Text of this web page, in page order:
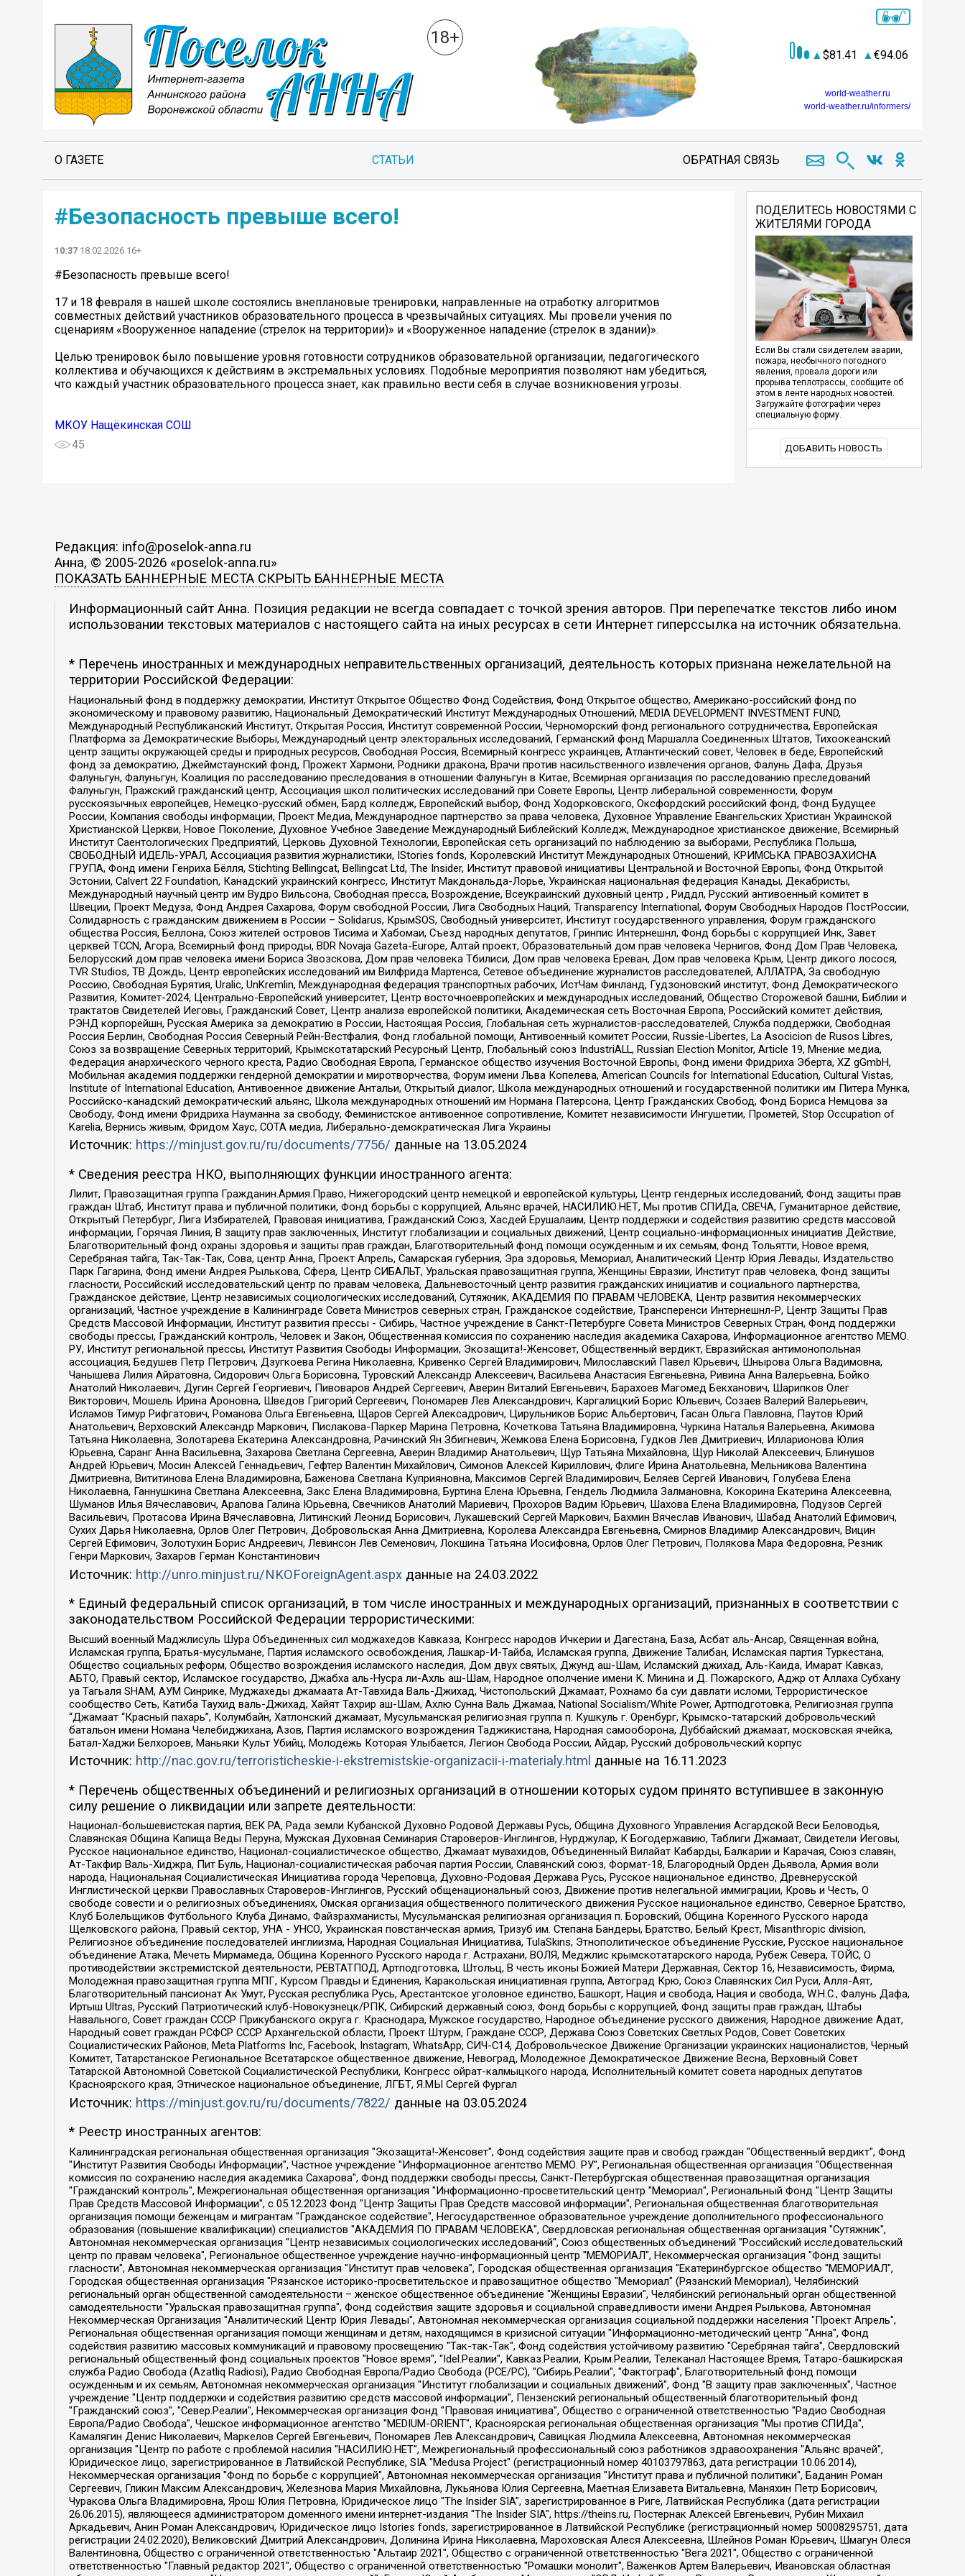
18+
81.41 94.06
world-weather.ru
world-weather.ru/informers/
О ГАЗЕТЕ СТАТЬИ ОБРАТНАЯ СВЯЗЬ
#Безопасность превыше всего!
10:37 18.02.2026 16+
#Безопасность превыше всего!
17 и 18 февраля в нашей школе состоялись внеплановые тренировки, направленные на отработку алгоритмов
совместных действий участников образовательного процесса в чрезвычайных ситуациях. Мы провели учения по
сценариям «Вооруженное нападение (стрелок на территории)» и «Вооруженное нападение (стрелок в здании)».
Целью тренировок было повышение уровня готовности сотрудников образовательной организации, педагогического
коллектива и обучающихся к действиям в экстремальных условиях. Подобные мероприятия позволяют нам убедиться,
что каждый участник образовательного процесса знает, как правильно вести себя в случае возникновения угрозы.
МКОУ Нащёкинская СОШ
45
ПОДЕЛИТЕСЬ НОВОСТЯМИ С
ЖИТЕЛЯМИ ГОРОДА
Если Вы стали свидетелем аварии,
пожара, необычного погодного
явления, провала дороги или
прорыва теплотрассы, сообщите об
этом в ленте народных новостей.
Загружайте фотографии через
специальную форму.
ДОБАВИТЬ НОВОСТЬ
Редакция: info@poselok-anna.ru
Анна, © 2005-2026 «poselok-anna.ru»
ПОКАЗАТЬ БАННЕРНЫЕ МЕСТА СКРЫТЬ БАННЕРНЫЕ МЕСТА
Информационный сайт Анна. Позиция редакции не всегда совпадает с точкой зрения авторов. При перепечатке текстов либо ином
использовании текстовых материалов с настоящего сайта на иных ресурсах в сети Интернет гиперссылка на источник обязательна.
* Перечень иностранных и международных неправительственных организаций, деятельность которых признана нежелательной на
территории Российской Федерации:
Национальный фонд в поддержку демократии, Институт Открытое Общество Фонд Содействия, Фонд Открытое общество, Американо-российский фонд по
экономическому и правовому развитию, Национальный Демократический Институт Международных Отношений, MEDIA DEVELOPMENT INVESTMENT FUND,
Международный Республиканский Институт, Открытая Россия, Институт современной России, Черноморский фонд регионального сотрудничества, Европейская
Платформа за Демократические Выборы, Международный центр электоральных исследований, Германский фонд Маршалла Соединенных Штатов, Тихоокеанский
центр защиты окружающей среды и природных ресурсов, Свободная Россия, Всемирный конгресс украинцев, Атлантический совет, Человек в беде, Европейский
фонд за демократию, Джеймстаунский фонд, Прожект Хармони, Родники дракона, Врачи против насильственного извлечения органов, Фалунь Дафа, Друзья
Фалуньгун, Фалуньгун, Коалиция по расследованию преследования в отношении Фалуньгун в Китае, Всемирная организация по расследованию преследований
Фалуньгун, Пражский гражданский центр, Ассоциация школ политических исследований при Совете Европы, Центр либеральной современности, Форум
русскоязычных европейцев, Немецко-русский обмен, Бард колледж, Европейский выбор, Фонд Ходорковского, Оксфордский российский фонд, Фонд Будущее
России, Компания свободы информации, Проект Медиа, Международное партнерство за права человека, Духовное Управление Евангельских Христиан Украинской
Христианской Церкви, Новое Поколение, Духовное Учебное Заведение Международный Библейский Колледж, Международное христианское движение, Всемирный
Институт Саентологических Предприятий, Церковь Духовной Технологии, Европейская сеть организаций по наблюдению за выборами, Республика Польша,
СВОБОДНЫЙ ИДЕЛЬ-УРАЛ, Ассоциация развития журналистики, IStories fonds, Королевский Институт Международных Отношений, КРИМСЬКА ПРАВОЗАХИСНА
ГРУПА, Фонд имени Генриха Бёлля, Stichting Bellingcat, Bellingcat Ltd, The Insider, Институт правовой инициативы Центральной и Восточной Европы, Фонд Открытой
Эстонии, Calvert 22 Foundation, Канадский украинский конгресс, Институт Макдональда-Лорье, Украинская национальная федерация Канады, Декабристы,
Международный научный центр им Вудро Вильсона, Свободная пресса, Возрождение, Всеукраинский духовный центр , Риддл, Русский антивоенный комитет в
Швеции, Проект Медуза, Фонд Андрея Сахарова, Форум свободной России, Лига Свободных Наций, Transparеncy International, Форум Свободных Народов ПостРоссии,
Солидарность с гражданским движением в России – Solidarus, КрымSOS, Свободный университет, Институт государственного управления, Форум гражданского
общества Россия, Беллона, Союз жителей островов Тисима и Хабомаи, Съезд народных депутатов, Гринпис Интернешнл, Фонд борьбы с коррупцией Инк, Завет
церквей TCCN, Агора, Всемирный фонд природы, BDR Novaja Gazeta-Europe, Алтай проект, Образовательный дом прав человека Чернигов, Фонд Дом Прав Человека,
Белорусский дом прав человека имени Бориса Звозскова, Дом прав человека Тбилиси, Дом прав человека Ереван, Дом прав человека Крым, Центр дикого лосося,
TVR Studios, ТВ Дождь, Центр европейских исследований им Вилфрида Мартенса, Сетевое объединение журналистов расследователей, АЛЛАТРА, За свободную
Россию, Свободная Бурятия, Uralic, UnKremlin, Международная федерация транспортных рабочих, ИстЧам Финланд, Гудзоновский институт, Фонд Демократического
Развития, Комитет-2024, Центрально-Европейский университет, Центр восточноевропейских и международных исследований, Общество Сторожевой башни, Библии и
трактатов Свидетелей Иеговы, Гражданский Совет, Центр анализа европейской политики, Академическая сеть Восточная Европа, Российский комитет действия,
РЭНД корпорейшн, Русская Америка за демократию в России, Настоящая Россия, Глобальная сеть журналистов-расследователей, Служба поддержки, Свободная
Россия Берлин, Свободная Россия Северный Рейн-Вестфалия, Фонд глобальной помощи, Антивоенный комитет России, Russie-Libertes, La Asocicion de Rusos Libres,
Союз за возвращение Северных территорий, Крымскотатарский Ресурсный Центр, Глобальный союз IndustriALL, Russian Election Monitor, Article 19, Мнение медиа,
Федерация анархического черного креста, Радио Свободная Европа, Германское общество изучения Восточной Европы, Фонд имени Фридриха Эберта, XZ gGmbH,
Мобильная академия поддержки гендерной демократии и миротворчества, Форум имени Льва Копелева, American Councils for International Education, Cultural Vistas,
Institute of International Education, Антивоенное движение Антальи, Открытый диалог, Школа международных отношений и государственной политики им Питера Мунка,
Российско-канадский демократический альянс, Школа международных отношений им Нормана Патерсона, Центр Гражданских Свобод, Фонд Бориса Немцова за
Свободу, Фонд имени Фридриха Науманна за свободу, Феминистское антивоенное сопротивление, Комитет независимости Ингушетии, Прометей, Stop Occupation of
Karelia, Вернись живым, Фридом Хаус, СОТА медиа, Либерально-демократическая Лига Украины
Источник: https://minjust.gov.ru/ru/documents/7756/ данные на 13.05.2024
* Сведения реестра НКО, выполняющих функции иностранного агента:
Лилит, Правозащитная группа Гражданин.Армия.Право, Нижегородский центр немецкой и европейской культуры, Центр гендерных исследований, Фонд защиты прав
граждан Штаб, Институт права и публичной политики, Фонд борьбы с коррупцией, Альянс врачей, НАСИЛИЮ.НЕТ, Мы против СПИДа, СВЕЧА, Гуманитарное действие,
Открытый Петербург, Лига Избирателей, Правовая инициатива, Гражданский Союз, Хасдей Ерушалаим, Центр поддержки и содействия развитию средств массовой
информации, Горячая Линия, В защиту прав заключенных, Институт глобализации и социальных движений, Центр социально-информационных инициатив Действие,
Благотворительный фонд охраны здоровья и защиты прав граждан, Благотворительный фонд помощи осужденным и их семьям, Фонд Тольятти, Новое время,
Серебряная тайга, Так-Так-Так, Сова, центр Анна, Проект Апрель, Самарская губерния, Эра здоровья, Мемориал, Аналитический Центр Юрия Левады, Издательство
Парк Гагарина, Фонд имени Андрея Рылькова, Сфера, Центр СИБАЛЬТ, Уральская правозащитная группа, Женщины Евразии, Институт прав человека, Фонд защиты
гласности, Российский исследовательский центр по правам человека, Дальневосточный центр развития гражданских инициатив и социального партнерства,
Гражданское действие, Центр независимых социологических исследований, Сутяжник, АКАДЕМИЯ ПО ПРАВАМ ЧЕЛОВЕКА, Центр развития некоммерческих
организаций, Частное учреждение в Калининграде Совета Министров северных стран, Гражданское содействие, Трансперенси Интернешнл-Р, Центр Защиты Прав
Средств Массовой Информации, Институт развития прессы - Сибирь, Частное учреждение в Санкт-Петербурге Совета Министров Северных Стран, Фонд поддержки
свободы прессы, Гражданский контроль, Человек и Закон, Общественная комиссия по сохранению наследия академика Сахарова, Информационное агентство МЕМО.
РУ, Институт региональной прессы, Институт Развития Свободы Информации, Экозащита!-Женсовет, Общественный вердикт, Евразийская антимонопольная
ассоциация, Бедушев Петр Петрович, Дзугкоева Регина Николаевна, Кривенко Сергей Владимирович, Милославский Павел Юрьевич, Шнырова Ольга Вадимовна,
Чанышева Лилия Айратовна, Сидорович Ольга Борисовна, Туровский Александр Алексеевич, Васильева Анастасия Евгеньевна, Ривина Анна Валерьевна, Бойко
Анатолий Николаевич, Дугин Сергей Георгиевич, Пивоваров Андрей Сергеевич, Аверин Виталий Евгеньевич, Барахоев Магомед Бекханович, Шарипков Олег
Викторович, Мошель Ирина Ароновна, Шведов Григорий Сергеевич, Пономарев Лев Александрович, Каргалицкий Борис Юльевич, Созаев Валерий Валерьевич,
Исламов Тимур Рифгатович, Романова Ольга Евгеньевна, Щаров Сергей Алексадрович, Цирульников Борис Альбертович, Гасан Ольга Павловна, Паутов Юрий
Анатольевич, Верховский Александр Маркович, Пислакова-Паркер Марина Петровна, Кочеткова Татьяна Владимировна, Чуркина Наталья Валерьевна, Акимова
Татьяна Николаевна, Золотарева Екатерина Александровна, Рачинский Ян Збигневич, Жемкова Елена Борисовна, Гудков Лев Дмитриевич, Илларионова Юлия
Юрьевна, Саранг Анна Васильевна, Захарова Светлана Сергеевна, Аверин Владимир Анатольевич, Щур Татьяна Михайловна, Щур Николай Алексеевич, Блинушов
Андрей Юрьевич, Мосин Алексей Геннадьевич, Гефтер Валентин Михайлович, Симонов Алексей Кириллович, Флиге Ирина Анатольевна, Мельникова Валентина
Дмитриевна, Вититинова Елена Владимировна, Баженова Светлана Куприяновна, Максимов Сергей Владимирович, Беляев Сергей Иванович, Голубева Елена
Николаевна, Ганнушкина Светлана Алексеевна, Закс Елена Владимировна, Буртина Елена Юрьевна, Гендель Людмила Залмановна, Кокорина Екатерина Алексеевна,
Шуманов Илья Вячеславович, Арапова Галина Юрьевна, Свечников Анатолий Мариевич, Прохоров Вадим Юрьевич, Шахова Елена Владимировна, Подузов Сергей
Васильевич, Протасова Ирина Вячеславовна, Литинский Леонид Борисович, Лукашевский Сергей Маркович, Бахмин Вячеслав Иванович, Шабад Анатолий Ефимович,
Сухих Дарья Николаевна, Орлов Олег Петрович, Добровольская Анна Дмитриевна, Королева Александра Евгеньевна, Смирнов Владимир Александрович, Вицин
Сергей Ефимович, Золотухин Борис Андреевич, Левинсон Лев Семенович, Локшина Татьяна Иосифовна, Орлов Олег Петрович, Полякова Мара Федоровна, Резник
Генри Маркович, Захаров Герман Константинович
Источник: http://unro.minjust.ru/NKOForeignAgent.aspxданные на 24.03.2022
* Единый федеральный список организаций, в том числе иностранных и международных организаций, признанных в соответствии с
законодательством Российской Федерации террористическими:
Высший военный Маджлисуль Шура Объединенных сил моджахедов Кавказа, Конгресс народов Ичкерии и Дагестана, База, Асбат аль-Ансар, Священная война,
Исламская группа, Братья-мусульмане, Партия исламского освобождения, Лашкар-И-Тайба, Исламская группа, Движение Талибан, Исламская партия Туркестана,
Общество социальных реформ, Общество возрождения исламского наследия, Дом двух святых, Джунд аш-Шам, Исламский джихад, Аль-Каида, Имарат Кавказ,
АБТО, Правый сектор, Исламское государство, Джабха аль-Нусра ли-Ахль аш-Шам, Народное ополчение имени К. Минина и Д. Пожарского, Аджр от Аллаха Субхану
уа Тагьаля SHAM, АУМ Синрике, Муджахеды джамаата Ат-Тавхида Валь-Джихад, Чистопольский Джамаат, Рохнамо ба суи давлати исломи, Террористическое
сообщество Сеть, Катиба Таухид валь-Джихад, Хайят Тахрир аш-Шам, Ахлю Сунна Валь Джамаа, National Socialism/White Power, Артподготовка, Религиозная группа
“Джамаат “Красный пахарь”, Колумбайн, Хатлонский джамаат, Мусульманская религиозная группа п. Кушкуль г. Оренбург, Крымско-татарский добровольческий
батальон имени Номана Челебиджихана, Азов, Партия исламского возрождения Таджикистана, Народная самооборона, Дуббайский джамаат, московская ячейка,
Батал-Хаджи Белхороев, Маньяки Культ Убийц, Молодёжь Которая Улыбается, Легион Свобода России, Айдар, Русский добровольческий корпус
Источник: http://nac.gov.ru/terroristicheskie-i-ekstremistskie-organizacii-i-materialy.html данные на 16.11.2023
* Перечень общественных объединений и религиозных организаций в отношении которых судом принято вступившее в законную
силу решение о ликвидации или запрете деятельности:
Национал-большевистская партия, ВЕК РА, Рада земли Кубанской Духовно Родовой Державы Русь, Община Духовного Управления Асгардской Веси Беловодья,
Славянская Община Капища Веды Перуна, Мужская Духовная Семинария Староверов-Инглингов, Нурджулар, К Богодержавию, Таблиги Джамаат, Свидетели Иеговы,
Русское национальное единство, Национал-социалистическое общество, Джамаат мувахидов, Объединенный Вилайат Кабарды, Балкарии и Карачая, Союз славян,
Ат-Такфир Валь-Хиджра, Пит Буль, Национал-социалистическая рабочая партия России, Славянский союз, Формат-18, Благородный Орден Дьявола, Армия воли
народа, Национальная Социалистическая Инициатива города Череповца, Духовно-Родовая Держава Русь, Русское национальное единство, Древнерусской
Инглистической церкви Православных Староверов-Инглингов, Русский общенациональный союз, Движение против нелегальной иммиграции, Кровь и Честь, О
свободе совести и о религиозных объединениях, Омская организация общественного политического движения Русское национальное единство, Северное Братство,
Клуб Болельщиков Футбольного Клуба Динамо, Файзрахманисты, Мусульманская религиозная организация п. Боровский, Община Коренного Русского народа
Щелковского района, Правый сектор, УНА - УНСО, Украинская повстанческая армия, Тризуб им. Степана Бандеры, Братство, Белый Крест, Misanthropic division,
Религиозное объединение последователей инглиизма, Народная Социальная Инициатива, TulaSkins, Этнополитическое объединение Русские, Русское национальное
объединение Атака, Мечеть Мирмамеда, Община Коренного Русского народа г. Астрахани, ВОЛЯ, Меджлис крымскотатарского народа, Рубеж Севера, ТОЙС, О
противодействии экстремистской деятельности, РЕВТАТПОД, Артподготовка, Штольц, В честь иконы Божией Матери Державная, Сектор 16, Независимость, Фирма,
Молодежная правозащитная группа МПГ, Курсом Правды и Единения, Каракольская инициативная группа, Автоград Крю, Союз Славянских Сил Руси, Алля-Аят,
Благотворительный пансионат Ак Умут, Русская республика Русь, Арестантское уголовное единство, Башкорт, Нация и свобода, Нация и свобода, W.H.С., Фалунь Дафа,
Иртыш Ultras, Русский Патриотический клуб-Новокузнецк/РПК, Сибирский державный союз, Фонд борьбы с коррупцией, Фонд защиты прав граждан, Штабы
Навального, Совет граждан СССР Прикубанского округа г. Краснодара, Мужское государство, Народное объединение русского движения, Народное движение Адат,
Народный совет граждан РСФСР СССР Архангельской области, Проект Штурм, Граждане СССР, Держава Союз Советских Светлых Родов, Совет Советских
Социалистических Районов, Meta Platforms Inc, Facebook, Instagram, WhatsApp, СИЧ-С14, Добровольческое Движение Организации украинских националистов, Черный
Комитет, Татарстанское Региональное Всетатарское общественное движение, Невоград, Молодежное Демократическое Движение Весна, Верховный Совет
Татарской Автономной Советской Социалистической Республики, Конгресс ойрат-калмыцкого народа, Исполнительный комитет совета народных депутатов
Красноярского края, Этническое национальное объединение, ЛГБТ, Я.МЫ Сергей Фургал
Источник: https://minjust.gov.ru/ru/documents/7822/ данные на 03.05.2024
* Реестр иностранных агентов:
Калининградская региональная общественная организация "Экозащита!-Женсовет", Фонд содействия защите прав и свобод граждан "Общественный вердикт", Фонд "Институт Развития Свободы Информации", Частное учреждение "Информационное агентство МЕМО. РУ", Региональная общественная организация "Общественная комиссия по сохранению наследия академика Сахарова", Фонд поддержки свободы прессы, Санкт-Петербургская общественная правозащитная организация "Гражданский контроль", Межрегиональная общественная организация "Информационно-просветительский центр "Мемориал", Региональный Фонд "Центр Защиты Прав Средств Массовой Информации", с 05.12.2023 Фонд "Центр Защиты Прав Средств массовой информации", Региональная общественная благотворительная организация помощи беженцам и мигрантам "Гражданское содействие", Негосударственное образовательное учреждение дополнительного профессионального образования (повышение квалификации) специалистов "АКАДЕМИЯ ПО ПРАВАМ ЧЕЛОВЕКА", Свердловская региональная общественная организация "Сутяжник", Автономная некоммерческая организация "Центр независимых социологических исследований", Союз общественных объединений "Российский исследовательский центр по правам человека", Региональное общественное учреждение научно-информационный центр "МЕМОРИАЛ", Некоммерческая организация "Фонд защиты гласности", Автономная некоммерческая организация "Институт прав человека", Городская общественная организация "Екатеринбургское общество "МЕМОРИАЛ", Городская общественная организация "Рязанское историко-просветительское и правозащитное общество "Мемориал" (Рязанский Мемориал), Челябинский региональный орган общественной самодеятельности – женское общественное объединение "Женщины Евразии", Челябинский региональный орган общественной самодеятельности "Уральская правозащитная группа", Фонд содействия защите здоровья и социальной справедливости имени Андрея Рылькова, Автономная Некоммерческая Организация "Аналитический Центр Юрия Левады", Автономная некоммерческая организация социальной поддержки населения "Проект Апрель", Региональная общественная организация помощи женщинам и детям, находящимся в кризисной ситуации "Информационно-методический центр "Анна", Фонд содействия развитию массовых коммуникаций и правовому просвещению "Так-так-Так", Фонд содействия устойчивому развитию "Серебряная тайга", Свердловский региональный общественный фонд социальных проектов "Новое время", "Idel.Реалии", Кавказ.Реалии, Крым.Реалии, Телеканал Настоящее Время, Татаро-башкирская служба Радио Свобода (Azatliq Radiosi), Радио Свободная Европа/Радио Свобода (PCE/PC), "Сибирь.Реалии", "Фактограф", Благотворительный фонд помощи осужденным и их семьям, Автономная некоммерческая организация "Институт глобализации и социальных движений", Фонд "В защиту прав заключенных", Частное учреждение "Центр поддержки и содействия развитию средств массовой информации", Пензенский региональный общественный благотворительный фонд "Гражданский союз", "Север.Реалии", Некоммерческая организация Фонд "Правовая инициатива", Общество с ограниченной ответственностью "Радио Свободная Европа/Радио Свобода", Чешское информационное агентство "MEDIUM-ORIENT", Красноярская региональная общественная организация "Мы против СПИДа", Камалягин Денис Николаевич, Маркелов Сергей Евгеньевич, Пономарев Лев Александрович, Савицкая Людмила Алексеевна, Автономная некоммерческая организация "Центр по работе с проблемой насилия "НАСИЛИЮ.НЕТ", Межрегиональный профессиональный союз работников здравоохранения "Альянс врачей", Юридическое лицо, зарегистрированное в Латвийской Республике, SIA "Medusa Project" (регистрационный номер 40103797863, дата регистрации 10.06.2014), Некоммерческая организация "Фонд по борьбе с коррупцией", Автономная некоммерческая организация "Институт права и публичной политики", Баданин Роман Сергеевич, Гликин Максим Александрович, Железнова Мария Михайловна, Лукьянова Юлия Сергеевна, Маетная Елизавета Витальевна, Маняхин Петр Борисович, Чуракова Ольга Владимировна, Ярош Юлия Петровна, Юридическое лицо "The Insider SIA", зарегистрированное в Риге, Латвийская Республика (дата регистрации 26.06.2015), являющееся администратором доменного имени интернет-издания "The Insider SIA", https://theins.ru, Постернак Алексей Евгеньевич, Рубин Михаил Аркадьевич, Анин Роман Александрович, Юридическое лицо Istories fonds, зарегистрированное в Латвийской Республике (регистрационный номер 50008295751, дата регистрации 24.02.2020), Великовский Дмитрий Александрович, Долинина Ирина Николаевна, Мароховская Алеся Алексеевна, Шлейнов Роман Юрьевич, Шмагун Олеся Валентиновна, Общество с ограниченной ответственностью "Альтаир 2021", Общество с ограниченной ответственностью "Вега 2021", Общество с ограниченной ответственностью "Главный редактор 2021", Общество с ограниченной ответственностью "Ромашки монолит", Важенков Артем Валерьевич, Ивановская областная общественная организация "Центр гендерных исследований", Гурман Юрий Альбертович, Медиапроект "ОВД-Инфо", Егоров Владимир Владимирович, Жилинский Владимир Александрович, Общество с ограниченной ответственностью "ЗП", Иванова София Юрьевна, Карезина Инна Павловна, Кильтау Екатерина Викторовна, Петров Алексей Викторович, Пискунов Сергей Евгеньевич, Смирнов Сергей Сергеевич, Тихонов Михаил Сергеевич, Общество с ограниченной ответственностью "ЖУРНАЛИСТ-ИНОСТРАННЫЙ АГЕНТ", Арапова Галина Юрьевна, Вольтская Татьяна Анатольевна, Американская компания "Mason G.E.S. Anonymous Foundation" (США), являющаяся владельцем интернет-издания https://mnews.world/, Компания "Stichting Bellingcat", зарегистрированная в Нидерландах (дата регистрации 11.07.2018), Захаров Андрей Вячеславович, Клепиковская Екатерина Дмитриевна, Общество с ограниченной ответственностью "МЕМО", Перл Роман Александрович, Симонов Евгений Алексеевич, Соловьева Елена Анатольевна, Сотников Даниил Владимирович, Сурначева Елизавета Дмитриевна, Автономная некоммерческая организация по защите прав человека и информированию населения "Якутия – Наше Мнение", Общество с ограниченной ответственностью "Москоу диджитал медиа", с 26.01.2023 Общество с ограниченной ответственностью "Чайка Белые сады", Ветошкина Валерия Валерьевна, Заговора Максим Александрович, Межрегиональное общественное движение "Российская ЛГБТ - сеть", Оленичев Максим Владимирович, Павлов Иван Юрьевич, Скворцова Елена Сергеевна, Общество с ограниченной ответственностью "Как бы инагент", Кочетков Игорь Викторович, Общество с ограниченной ответственностью "Честные выборы", Еланчик Олег Александрович, Общество с ограниченной ответственностью "Нобелевский призыв", Гималова Регина Эмилевна, Григорьев Андрей Валерьевич, Григорьева Алина Александровна, Ассоциация по содействию защите прав призывников, альтернативнослужащих и военнослужащих "Правозащитная группа "Гражданин.Армия.Право", Хисамова Регина Фаритовна, Автономная некоммерческая организация по реализации социально-правовых программ "Лилит", Дальневосточное общественное движение "Маяк", Санкт-Петербургская ЛГБТ-инициативная группа "Выход", Инициативная группа ЛГБТ+ "Реверс", Алексеев Андрей Викторович, Бекбулатова Таисия Львовна, Беляев Иван Михайлович, Владыкина Елена Сергеевна, Гельман Марат Александрович, Никульшина Вероника Юрьевна, Толоконникова Надежда Андреевна, Шендерович Виктор Анатольевич, Общество с ограниченной ответственностью "Данное сообщение", Общество с ограниченной ответственностью Издательский дом "Новая глава", Айнбиндер Александра Александровна, Московский комьюнити-центр для ЛГБТ+инициатив, Благотворительный фонд развития филантропии, Deutsche Welle (Германия, Kurt-Schumacher-Strasse 3, 53113 Bonn), Борзунова Мария Михайловна, Воробьев Виктор Викторович, Голубева Анна Львовна, Константинова Алла Михайловна, Малкова Ирина Владимировна, Мурадов Мурад Абдулгалимович, Осетинская Елизавета Николаевна, Понасенков Евгений Николаевич, Ганапольский Матвей Юрьевич, Киселев Евгений Алексеевич, Борухович Ирина Григорьевна, Дремин Иван Тимофеевич, Дубровский Дмитрий Викторович, Красноярская региональная общественная организация поддержки и развития альтернативных образовательных технологий и межкультурных коммуникаций "ИНТЕРРА", Маяковская Екатерина Алексеевна, Фейгин Марк Захарович, Филимонов Андрей Викторович, Дзугкоева Регина Николаевна, Доброхотов Роман Александрович, Дудь Юрий Александрович, Елкин Сергей Владимирович, Кругликов Кирилл Игоревич, Сабунаева Мария Леонидовна, Семенов Алексей Владимирович, Шаинян Карен Багратович, Шульман Екатерина Михайловна, Асафьев Артур Валерьевич, Вахштайн Виктор Семенович, Венедиктов Алексей Алексеевич, Лушникова Екатерина Евгеньевна, Волков Леонид Михайлович, Невзоров Александр Глебович, Пархоменко Сергей Борисович, Сироткин Ярослав Николаевич, Кара-Мурза Владимир Владимирович, Баранова Наталья Владимировна, Гозман Леонид Яковлевич, Кагарлицкий Борис Юльевич, Климарев Михаил Валерьевич, Милов Владимир Станиславович, Автономная некоммерческая организация Краснодарский центр современного искусства "Типография", Моргенштерн Алишер Тагирович, Соболь Любовь Эдуардовна, Общество с ограниченной ответственностью "ЛИЗА НОРМ", Каспаров Гарри Кимович, Ходорковский Михаил Борисович, Общество с ограниченной ответственностью "Апрельские тезисы", Данилович Ирина Брониславовна, Кашин Олег Владимирович, Петров Николай Владимирович, Пивоваров Алексей Владимирович, Соколов Михаил Владимирович, Цветкова Юлия Владимировна, Чичваркин Евгений Александрович, Комитет против пыток/Команда против пыток, Общество с ограниченной ответственностью "Первый научный", Общество с ограниченной ответственностью "Вертолет и ко", Белоцерковская Вероника Борисовна, Кац Максим Евгеньевич, Лазарева Татьяна Юрьевна, Шаведдинов Руслан Табризович, Яшин Илья Валерьевич, Общество с ограниченной ответственностью "Иноагент ААВ", Алешковский Дмитрий Петрович, Альбац Евгения Марковна, Быков Дмитрий Львович, Галямина Юлия Евгеньевна, Лойко Сергей Леонидович, Мартынов Кирилл Константинович, Медведев Сергей Александрович, Крашенинников Федор Геннадиевич, Гордеева Катерина Вл